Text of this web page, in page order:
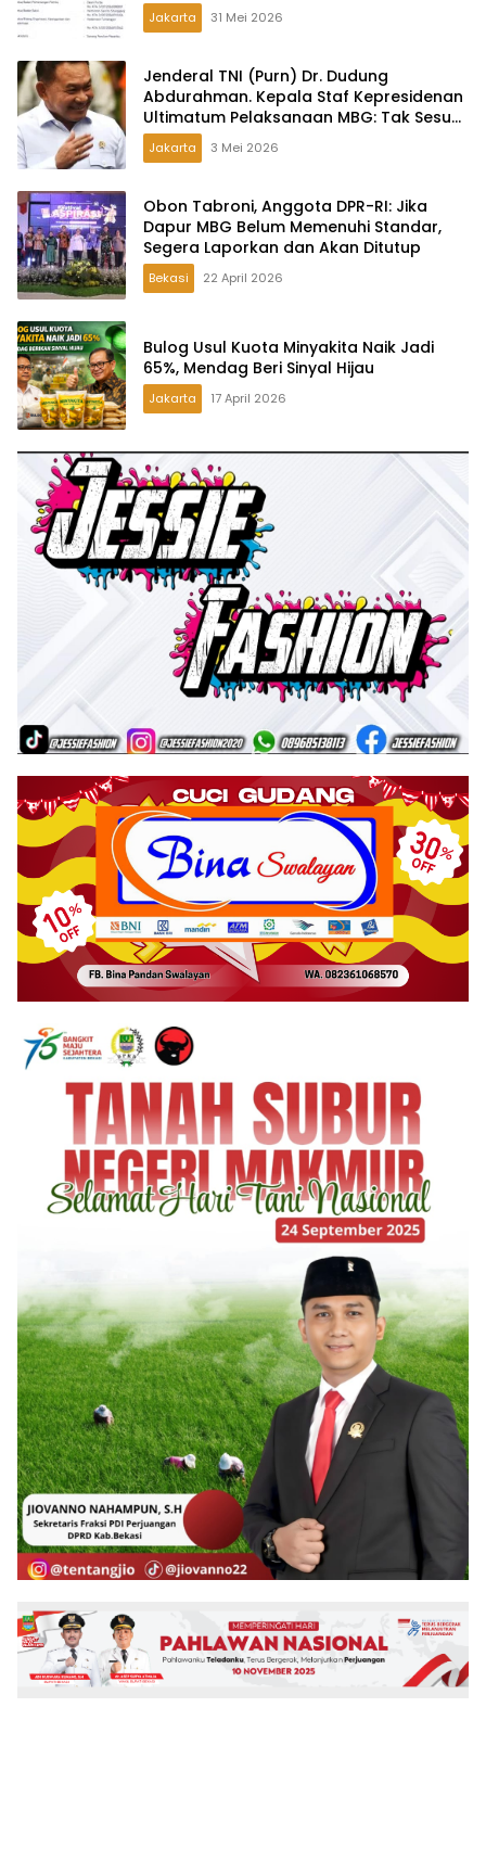
Jakarta 31 Mei 2026
Jenderal TNI (Purn) Dr. Dudung
Abdurahman. Kepala Staf Kepresidenan
Ultimatum Pelaksanaan MBG: Tak Sesuai
Aturan di Lapangan, Akan Dibabat
Jakarta 3 Mei 2026
Obon Tabroni, Anggota DPR-RI: Jika
Dapur MBG Belum Memenuhi Standar,
Segera Laporkan dan Akan Ditutup
Bekasi 22 April 2026
Bulog Usul Kuota Minyakita Naik Jadi
65%, Mendag Beri Sinyal Hijau
Jakarta 17 April 2026